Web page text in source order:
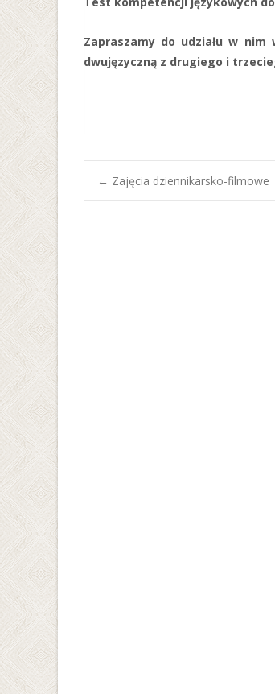
Zapraszamy do udziału w
dwujęzyczną z drugiego i
Post
← Zajęcia dziennikarsko-filmowe